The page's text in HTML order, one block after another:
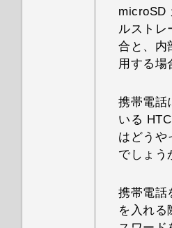
microSD
ルストレ
合と、内
用する場
携帯電話
いる
はどうや
でしょう
携帯電話
を入れる